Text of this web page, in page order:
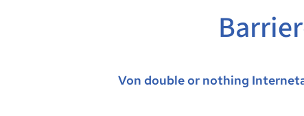
Von double or nothing